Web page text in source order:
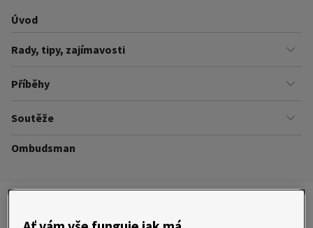
Úvod
Rady, tipy, zajímavosti
Finance
Ze života do života
Příběhy
Našich zákazníků
Soutěže
Aktuální a ukončené soutěže
Ombudsman